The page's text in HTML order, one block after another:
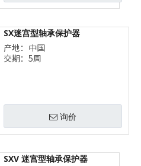
SX迷宫型轴承保护器
产地：中国
交期：5周
询价
SXV 迷宫型轴承保护器